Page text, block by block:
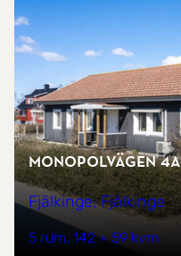
Monopolvägen 4A
Fjälkinge, Fjälkinge
5 rum 142 + 59 kvm